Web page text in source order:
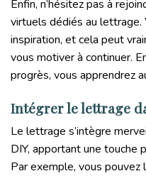
Enfin, n’hésitez pas à
virtuels dédiés au
inspiration, et cela peut
vous motiver à continuer.
progrès, vous apprendrez
Intégrer le lettrage
Le lettrage s’intègre
DIY, apportant une touche
Par exemple, vous pouvez